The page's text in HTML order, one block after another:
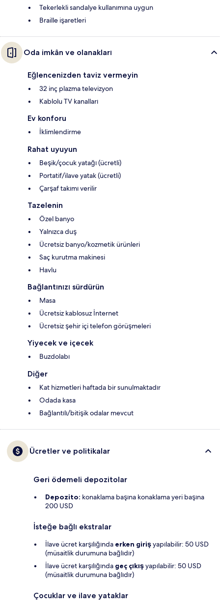
Tekerlekli sandalye kullanımına uygun
Braille işaretleri
Oda imkân ve olanakları
Eğlencenizden taviz vermeyin
32 inç plazma televizyon
Kablolu TV kanalları
Ev konforu
İklimlendirme
Rahat uyuyun
Beşik/çocuk yatağı (ücretli)
Portatif/ilave yatak (ücretli)
Çarşaf takımı verilir
Tazelenin
Özel banyo
Yalnızca duş
Ücretsiz banyo/kozmetik ürünleri
Saç kurutma makinesi
Havlu
Bağlantınızı sürdürün
Masa
Ücretsiz kablosuz İnternet
Ücretsiz şehir içi telefon görüşmeleri
Yiyecek ve içecek
Buzdolabı
Diğer
Kat hizmetleri haftada bir sunulmaktadır
Odada kasa
Bağlantılı/bitişik odalar mevcut
Ücretler ve politikalar
Geri ödemeli depozitolar
Depozito: konaklama başına konaklama yeri başına
200 USD
İsteğe bağlı ekstralar
İlave ücret karşılığında erken girişyapılabilir: 50 USD
(müsaitlik durumuna bağlıdır)
İlave ücret karşılığında geç çıkışyapılabilir: 50 USD
(müsaitlik durumuna bağlıdır)
Çocuklar ve ilave yataklar